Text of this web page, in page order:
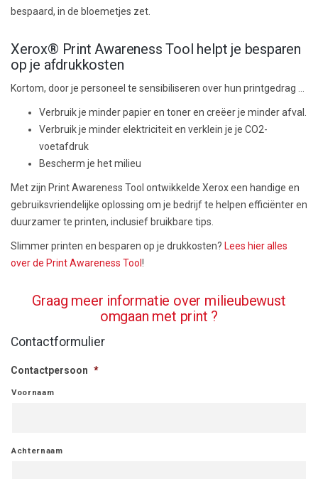
bespaard, in de bloemetjes zet.
Xerox® Print Awareness Tool helpt je besparen
op je afdrukkosten
Kortom, door je personeel te sensibiliseren over hun printgedrag …
Verbruik je minder papier en toner en creëer je minder afval.
Verbruik je minder elektriciteit en verklein je je CO2-
voetafdruk
Bescherm je het milieu
Met zijn Print Awareness Tool ontwikkelde Xerox een handige en
gebruiksvriendelijke oplossing om je bedrijf te helpen efficiënter en
duurzamer te printen, inclusief bruikbare tips.
Slimmer printen en besparen op je drukkosten? Lees hier alles
over de Print Awareness Tool !
Graag meer informatie over milieubewust
omgaan met print ?
Contactformulier
Contactpersoon *
Voornaam
Achternaam